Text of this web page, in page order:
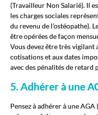
(Travailleur Non Salarié). Il
les charges sociales
du revenu de l’ostéopathe).
être opérées de façon
Vous devez être très vigilant
cotisations et aux dates
avec des pénalités de retard
5. Adhérer à une
Pensez à adhérer à une AGA (